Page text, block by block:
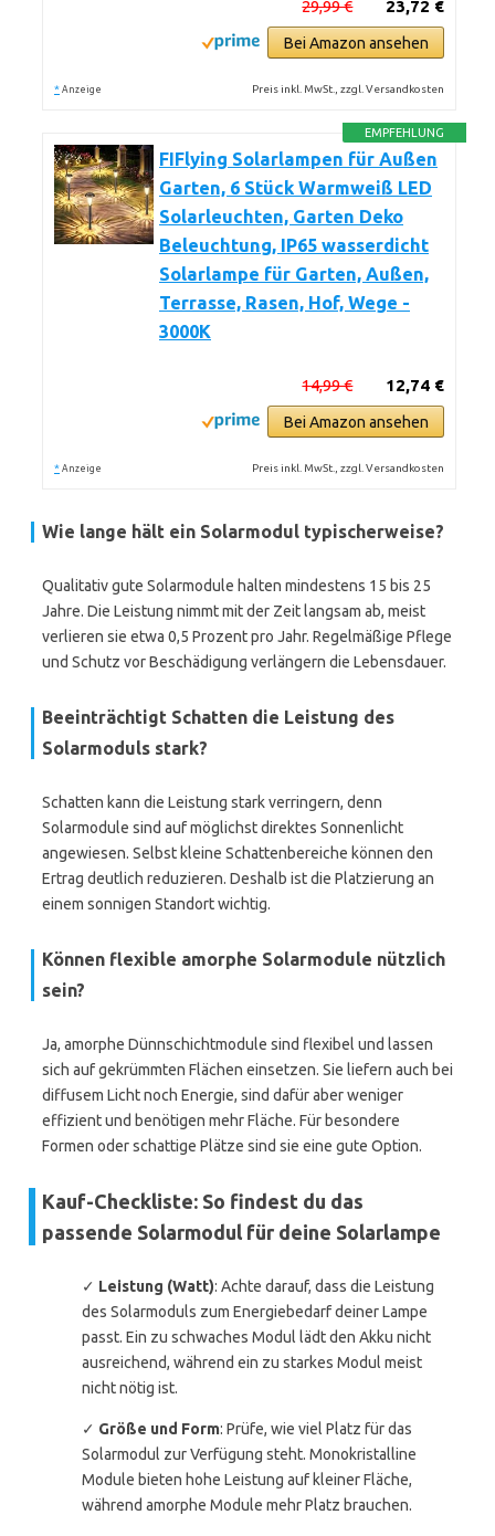
23,72 €
29,99 €
Bei Amazon ansehen
* Anzeige Preis inkl. MwSt., zzgl. Versandkosten
EMPFEHLUNG
FIFlying Solarlampen für Außen
Garten, 6 Stück Warmweiß LED
Solarleuchten, Garten Deko
Beleuchtung, IP65 wasserdicht
Solarlampe für Garten, Außen,
Terrasse, Rasen, Hof, Wege -
3000K
12,74 €
14,99 €
Bei Amazon ansehen
* Anzeige Preis inkl. MwSt., zzgl. Versandkosten
Wie lange hält ein Solarmodul typischerweise?
Qualitativ gute Solarmodule halten mindestens 15 bis 25
Jahre. Die Leistung nimmt mit der Zeit langsam ab, meist
verlieren sie etwa 0,5 Prozent pro Jahr. Regelmäßige Pflege
und Schutz vor Beschädigung verlängern die Lebensdauer.
Beeinträchtigt Schatten die Leistung des
Solarmoduls stark?
Schatten kann die Leistung stark verringern, denn
Solarmodule sind auf möglichst direktes Sonnenlicht
angewiesen. Selbst kleine Schattenbereiche können den
Ertrag deutlich reduzieren. Deshalb ist die Platzierung an
einem sonnigen Standort wichtig.
Können flexible amorphe Solarmodule nützlich
sein?
Ja, amorphe Dünnschichtmodule sind flexibel und lassen
sich auf gekrümmten Flächen einsetzen. Sie liefern auch bei
diffusem Licht noch Energie, sind dafür aber weniger
effizient und benötigen mehr Fläche. Für besondere
Formen oder schattige Plätze sind sie eine gute Option.
Kauf-Checkliste: So findest du das
passende Solarmodul für deine Solarlampe
✓ Leistung (Watt): Achte darauf, dass die Leistung
des Solarmoduls zum Energiebedarf deiner Lampe
passt. Ein zu schwaches Modul lädt den Akku nicht
ausreichend, während ein zu starkes Modul meist
nicht nötig ist.
✓ Größe und Form: Prüfe, wie viel Platz für das
Solarmodul zur Verfügung steht. Monokristalline
Module bieten hohe Leistung auf kleiner Fläche,
während amorphe Module mehr Platz brauchen.